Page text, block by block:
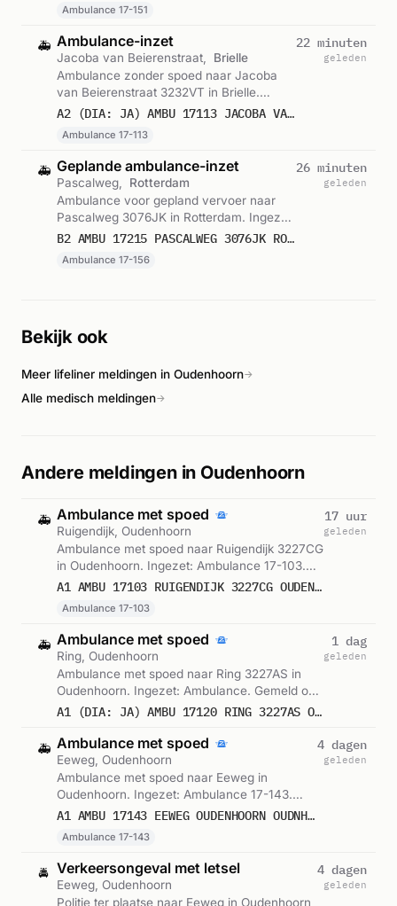
Ambulance 17-151
🚑 Ambulance-inzet
Jacoba van Beierenstraat,
Brielle
Ambulance zonder spoed naar Jacoba
van Beierenstraat 3232VT in Brielle.
Ingezet: Ambulance 17-113. Gemeld om A2 (DIA: JA) AMBU 17113 JACOBA VAN BEIERENSTRAAT 3232VT BRIELLE BRIELL BON 121813
Ambulance 17-113
22 minuten
geleden
🚑 Geplande ambulance-inzet
Pascalweg,
Rotterdam
Ambulance voor gepland vervoer naar
Pascalweg 3076JK in Rotterdam. Ingezet:
Ambulance 17-156. Gemeld om 11:11.
B2 AMBU 17215 PASCALWEG 3076JK ROTTERDAM ROTTDM BON 121812
Ambulance 17-156
26 minuten
geleden
Bekijk ook
Meer lifeliner meldingen in Oudenhoorn→
Alle medisch meldingen→
Andere meldingen in Oudenhoorn
🚑 Ambulance met spoed
Ruigendijk, Oudenhoorn
Ambulance met spoed naar Ruigendijk 3227CG
in Oudenhoorn. Ingezet: Ambulance 17-103.
Gemeld om 18:05.
A1 AMBU 17103 RUIGENDIJK 3227CG OUDENHOORN OUDNHN BON 121514
Ambulance 17-103
17 uur
geleden
🚑 Ambulance met spoed
Ring, Oudenhoorn
Ambulance met spoed naar Ring 3227AS in
Oudenhoorn. Ingezet: Ambulance. Gemeld om
04:43.
A1 (DIA: JA) AMBU 17120 RING 3227AS OUDENHOORN OUDNHN BON 121158
1 dag
geleden
🚑 Ambulance met spoed
Eeweg, Oudenhoorn
Ambulance met spoed naar Eeweg in
Oudenhoorn. Ingezet: Ambulance 17-143.
Gemeld om 19:38.
A1 AMBU 17143 EEWEG OUDENHOORN OUDNHN BON 119540
Ambulance 17-143
4 dagen
geleden
🚔 Verkeersongeval met letsel
Eeweg, Oudenhoorn
Politie ter plaatse naar Eeweg in Oudenhoorn
4 dagen
geleden